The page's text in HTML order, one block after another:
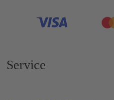
Service